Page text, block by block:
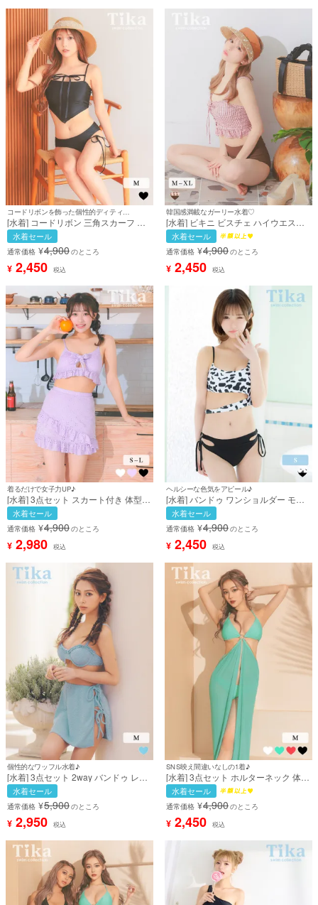
[水着] コードリボン 三角スカーフ ビ
スチェ 体型カバー ワンカラー 韓国風
ギャル タンキニ黒 ブラック ビキニ
(早河ルカ着用) [tk-sw24287]
水着セール
通常価格 ¥4,900のところ
¥ 2,450 税込
韓国感満載なガーリー水着♡
[水着] ビキニ ビスチェ ハイウエスト
チェック柄 ガーリー レースアップ フ
リル 体型カバー お腹カバー 韓国風 ピ
ンク ブラウン 露出控えめ XLサイズあ
り 大きいサイズ (若林萌々着用) [tk-
sw32779]
水着セール
通常価格 ¥4,900のところ
¥ 2,450 税込
着るだけで女子力UP♪
[水着] 3点セット スカート付き 体型カ
バー ビスチェ 刺繍レース フリル 洋服
みたいな 清楚系 ガーリー パープル 紫
Lサイズあり 大きいサイズ ビキニ (上
ノ堀結愛着用) [tk-sw3039b]
水着セール
通常価格 ¥4,900のところ
¥ 2,980 税込
ヘルシーな色気をアピール♪
[水着] バンドゥ ワンショルダー モノ
トーン アニマル柄 カットアウト ヘル
シー ギャル ビキニ 白 ホワイト 黒 ブ
ラック (聖菜着用)［tk-swy1084a］
水着セール
通常価格 ¥4,900のところ
¥ 2,450 税込
個性的なワッフル水着♪
[水着] 3点セット 2way バンドゥ レー
スアップ フレアスカート 体型カバー
ワッフル ギャル ブルー ビキニ (松葉
愛海着用) [tk-sw49063]
水着セール
通常価格 ¥5,900のところ
¥ 2,950 税込
SNS映え間違いなしの1着♪
[水着] 3点セット ホルターネック 体型
カバー ロングパレオ付き チェーンベ
ルト インポート風 セクシー ギャル 緑
グリーン 三角ビキニ (せいせい着用)
[tk-swy016b]
水着セール
通常価格 ¥4,900のところ
¥ 2,450 税込